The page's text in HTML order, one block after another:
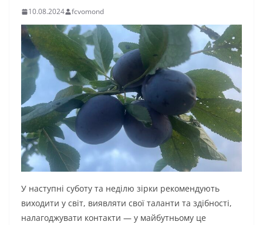
10.08.2024 fcvomond
У наступні суботу та неділю зірки рекомендують
виходити у світ, виявляти свої таланти та здібності,
налагоджувати контакти — у майбутньому це